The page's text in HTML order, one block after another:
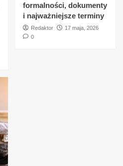
formalności, dokumenty
i najważniejsze terminy
Redaktor
17 maja, 2026
0